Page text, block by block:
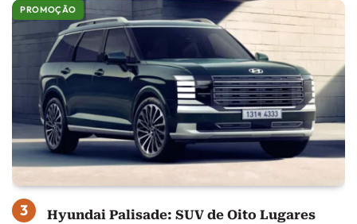
PROMOÇÃO
Hyundai Palisade: SUV de Oito Lugares